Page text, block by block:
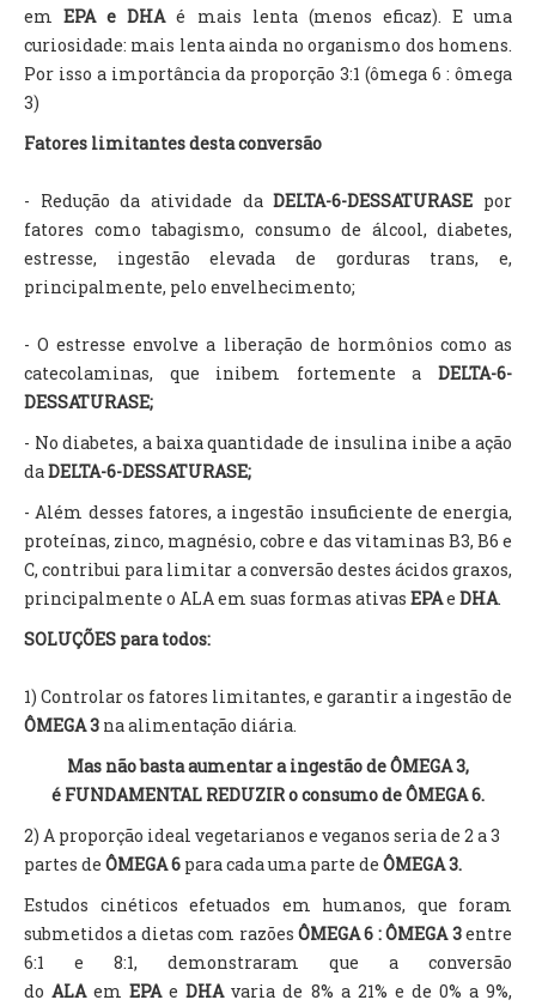
em EPA e DHAé mais lenta (menos eficaz). E uma
curiosidade: mais lenta ainda no organismo dos homens.
Por isso a importância da proporção 3:1 (ômega 6 : ômega
3)
Fatores limitantes desta conversão
- Redução da atividade daDELTA-6-DESSATURASE por
fatores como tabagismo, consumo de álcool, diabetes,
estresse, ingestão elevada de gorduras trans, e,
principalmente, pelo envelhecimento;
- O estresse envolve a liberação de hormônios como as
catecolaminas, que inibem fortemente a DELTA-6-
DESSATURASE;
- No diabetes, a baixa quantidade de insulina inibe a ação
da DELTA-6-DESSATURASE;
- Além desses fatores, a ingestão insuficiente de energia,
proteínas, zinco, magnésio, cobre e das vitaminas B3, B6 e
C, contribui para limitar a conversão destes ácidos graxos,
principalmente o ALA em suas formas ativas EPAe DHA.
SOLUÇÕES para todos:
1) Controlar os fatores limitantes, e garantir a ingestão de
ÔMEGA 3 na alimentação diária.
Mas não basta aumentar a ingestão de ÔMEGA 3,
é FUNDAMENTAL REDUZIR o consumo de ÔMEGA 6.
2) A proporção ideal vegetarianos e veganos seria de 2 a 3
partes de ÔMEGA 6 para cada uma parte de ÔMEGA 3.
Estudos cinéticos efetuados em humanos, que foram
submetidos a dietas com razões ÔMEGA 6 : ÔMEGA 3entre
6:1 e 8:1, demonstraram que a conversão
doALAemEPAeDHAvaria de 8% a 21% e de 0% a 9%,